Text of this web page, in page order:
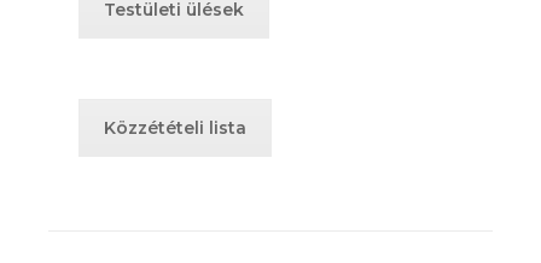
Testületi ülések
Közzétételi lista